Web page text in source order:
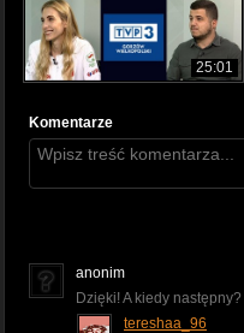
25:01
Komentarze
anonim
Dzięki! A kiedy następny?
tereshaa_96